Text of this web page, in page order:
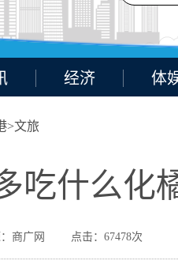
经济 体
>文旅
吃什么化
商广网 点击：67478次